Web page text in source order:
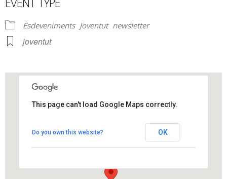
Esdeveniments Joventut newsletter
joventut
Punt Jove dels Hostalets de Pierola
Anselm Clavé, 6 - Els Hostalets de Pierola
View Events
This page can't load Google Maps correctly.
Do you own this website? OK